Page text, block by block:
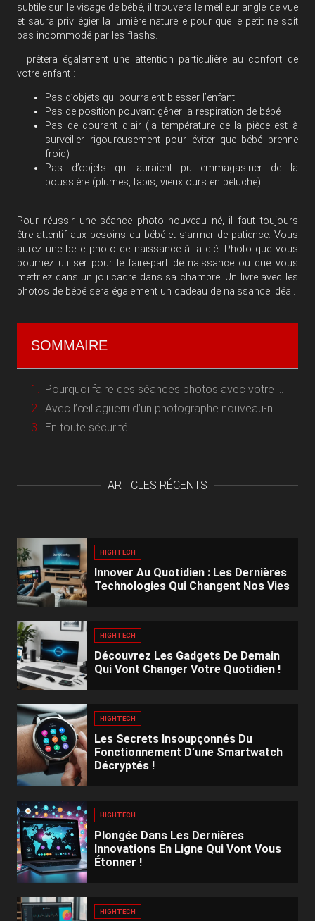
subtile sur le visage de bébé, il trouvera le meilleur angle de vue
et saura privilégier la lumière naturelle pour que le petit ne soit
pas incommodé par les flashs.
Il prêtera également une attention particulière au confort de
votre enfant :
Pas d’objets qui pourraient blesser l’enfant
Pas de position pouvant gêner la respiration de bébé
Pas de courant d’air (la température de la pièce est à
surveiller rigoureusement pour éviter que bébé prenne
froid)
Pas d’objets qui auraient pu emmagasiner de la
poussière (plumes, tapis, vieux ours en peluche)
Pour réussir une séance photo nouveau né, il faut toujours
être attentif aux besoins du bébé et s’armer de patience. Vous
aurez une belle photo de naissance à la clé. Photo que vous
pourriez utiliser pour le faire-part de naissance ou que vous
mettriez dans un joli cadre dans sa chambre. Un livre avec les
photos de bébé sera également un cadeau de naissance idéal.
SOMMAIRE
Pourquoi faire des séances photos avec votre nouveau-né ?
Avec l’œil aguerri d’un photographe nouveau-né professionnel
En toute sécurité
ARTICLES RÉCENTS
HIGHTECH
Innover Au Quotidien : Les Dernières
Technologies Qui Changent Nos Vies
HIGHTECH
Découvrez Les Gadgets De Demain
Qui Vont Changer Votre Quotidien !
HIGHTECH
Les Secrets Insoupçonnés Du
Fonctionnement D’une Smartwatch
Décryptés !
HIGHTECH
Plongée Dans Les Dernières
Innovations En Ligne Qui Vont Vous
Étonner !
HIGHTECH